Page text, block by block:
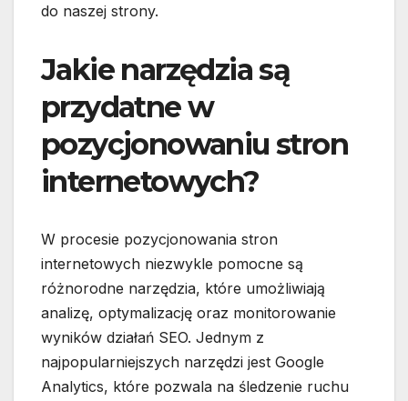
do naszej strony.
Jakie narzędzia są
przydatne w
pozycjonowaniu stron
internetowych?
W procesie pozycjonowania stron
internetowych niezwykle pomocne są
różnorodne narzędzia, które umożliwiają
analizę, optymalizację oraz monitorowanie
wyników działań SEO. Jednym z
najpopularniejszych narzędzi jest Google
Analytics, które pozwala na śledzenie ruchu